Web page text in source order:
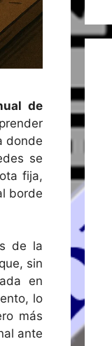
de
donde
se
fija,
borde
de la
sin
en
lo
más
ante